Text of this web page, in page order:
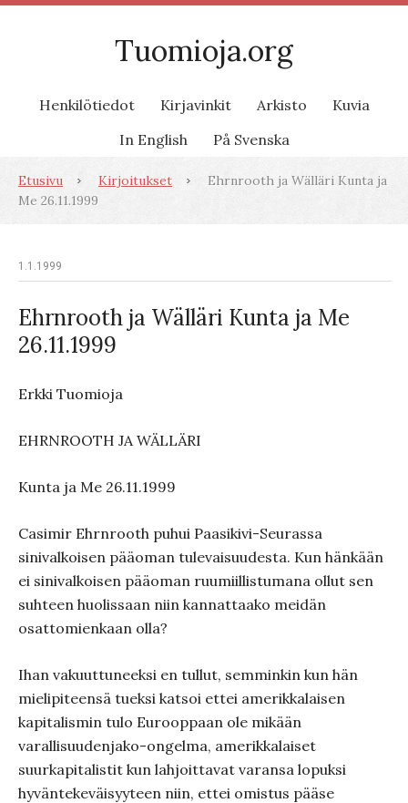
Tuomioja.org
Henkilötiedot Kirjavinkit Arkisto
Kuvia
In English
På Svenska
Etusivu Kirjoitukset
Ehrnrooth ja Wälläri Kunta ja
Me 26.11.1999
1.1.1999
Ehrnrooth ja Wälläri Kunta ja Me
26.11.1999
Erkki Tuomioja
EHRNROOTH JA WÄLLÄRI
Kunta ja Me 26.11.1999
Casimir Ehrnrooth puhui Paasikivi-Seurassa
sinivalkoisen pääoman tulevaisuudesta. Kun hänkään
ei sinivalkoisen pääoman ruumiillistumana ollut sen
suhteen huolissaan niin kannattaako meidän
osattomienkaan olla?
Ihan vakuuttuneeksi en tullut, semminkin kun hän
mielipiteensä tueksi katsoi ettei amerikkalaisen
kapitalismin tulo Eurooppaan ole mikään
varallisuudenjako-ongelma, amerikkalaiset
suurkapitalistit kun lahjoittavat varansa lopuksi
hyväntekeväisyyteen niin, ettei omistus pääse